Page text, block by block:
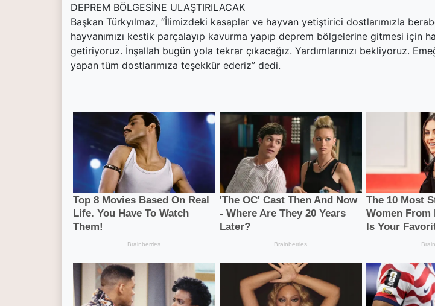
DEPREM BÖLGESİNE ULAŞTIRILACAK
Başkan Türkyılmaz, “İlimizdeki kasaplar ve hayvan yetiştirici dostlarımızla
hayvanımızı kestik parçalayıp kavurma yapıp deprem bölgelerine gitmesi için
getiriyoruz. İnşallah bugün yola tekrar çıkacağız. Yardımlarınızı bekliyoruz.
yapan tüm dostlarımıza teşekkür ederiz” dedi.